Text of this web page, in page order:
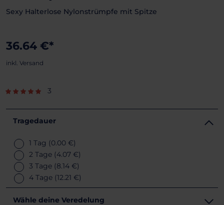
Sexy Halterlose Nylonstrümpfe mit Spitze
36.64 €*
inkl. Versand
3
Tragedauer
1 Tag (0.00 €)
2 Tage (4.07 €)
3 Tage (8.14 €)
4 Tage (12.21 €)
Wähle deine Veredelung